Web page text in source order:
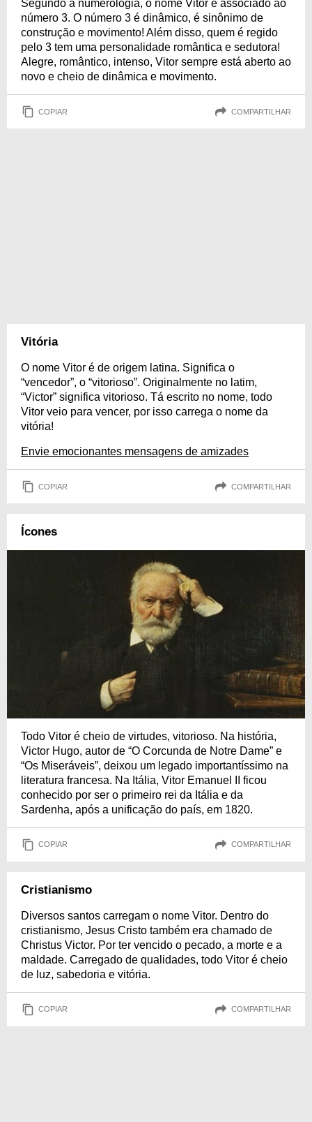
Segundo a numerologia, o nome Vitor é associado ao
número 3. O número 3 é dinâmico, é sinônimo de
construção e movimento! Além disso, quem é regido
pelo 3 tem uma personalidade romântica e sedutora!
Alegre, romântico, intenso, Vitor sempre está aberto ao
novo e cheio de dinâmica e movimento.
COPIAR COMPARTILHAR
Vitória
O nome Vitor é de origem latina. Significa o
“vencedor”, o “vitorioso”. Originalmente no latim,
“Victor” significa vitorioso. Tá escrito no nome, todo
Vitor veio para vencer, por isso carrega o nome da
vitória!
Envie emocionantes mensagens de amizades
COPIAR COMPARTILHAR
Ícones
Todo Vitor é cheio de virtudes, vitorioso. Na história,
Victor Hugo, autor de “O Corcunda de Notre Dame” e
“Os Miseráveis”, deixou um legado importantíssimo na
literatura francesa. Na Itália, Vitor Emanuel II ficou
conhecido por ser o primeiro rei da Itália e da
Sardenha, após a unificação do país, em 1820.
COPIAR COMPARTILHAR
Cristianismo
Diversos santos carregam o nome Vitor. Dentro do
cristianismo, Jesus Cristo também era chamado de
Christus Victor. Por ter vencido o pecado, a morte e a
maldade. Carregado de qualidades, todo Vitor é cheio
de luz, sabedoria e vitória.
COPIAR COMPARTILHAR